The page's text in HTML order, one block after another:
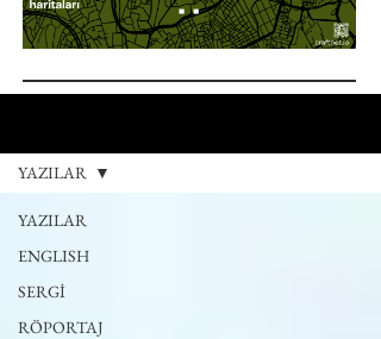
YAZILAR
ENGLISH
SERGİ
RÖPORTAJ
YAZILAR